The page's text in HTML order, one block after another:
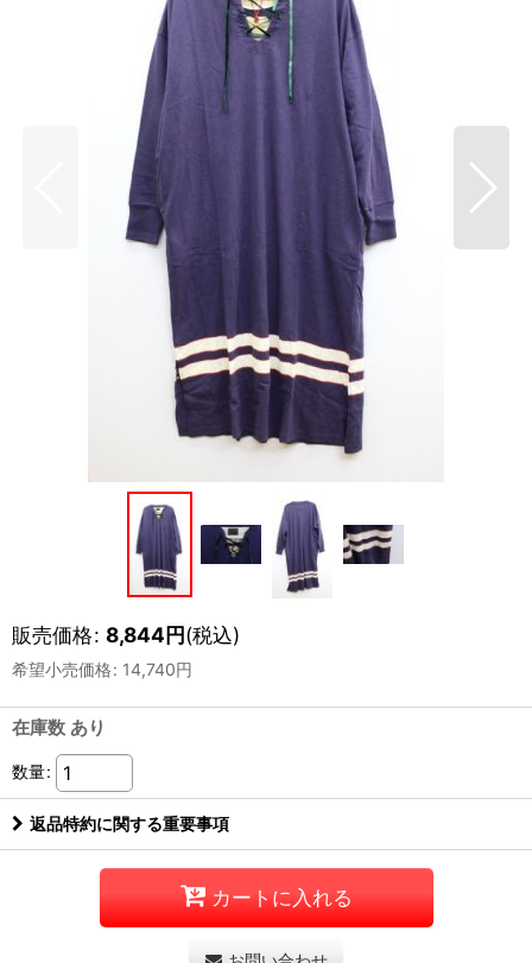
販売価格: 8,844円(税込)
希望小売価格: 14,740円
在庫数 あり
数量:
返品特約に関する重要事項
カートに入れる